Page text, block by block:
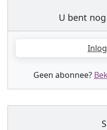
U bent
Geen abonnee?